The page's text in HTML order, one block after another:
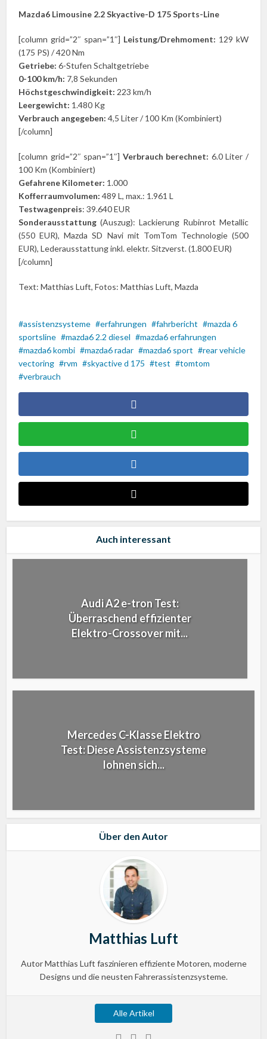
Mazda6 Limousine 2.2 Skyactive-D 175 Sports-Line
[column grid=”2″ span=”1″] Leistung/Drehmoment: 129 kW
(175 PS) / 420 Nm
Getriebe: 6-Stufen Schaltgetriebe
0-100 km/h: 7,8 Sekunden
Höchstgeschwindigkeit: 223 km/h
Leergewicht: 1.480 Kg
Verbrauch angegeben: 4,5 Liter / 100 Km (Kombiniert)
[/column]
[column grid=”2″ span=”1″] Verbrauch berechnet: 6.0 Liter /
100 Km (Kombiniert)
Gefahrene Kilometer: 1.000
Kofferraumvolumen:489 L, max.: 1.961 L
Testwagenpreis: 39.640 EUR
Sonderausstattung (Auszug): Lackierung Rubinrot Metallic
(550 EUR), Mazda SD Navi mit TomTom Technologie (500
EUR), Lederausstattung inkl. elektr. Sitzverst. (1.800 EUR)
[/column]
Text: Matthias Luft, Fotos: Matthias Luft, Mazda
assistenzsysteme erfahrungen fahrbericht
mazda 6
sportsline
mazda6 2.2 diesel
mazda6 erfahrungen
mazda6 kombi
mazda6 radar mazda6 sport
rear vehicle
vectoring
rvm skyactive d 175 test
tomtom
verbrauch
Auch interessant
Audi A2 e-tron Test:
Überraschend effizienter
Elektro-Crossover mit...
Mercedes C-Klasse Elektro
Test: Diese Assistenzsysteme
lohnen sich...
Über den Autor
Matthias Luft
Autor Matthias Luft faszinieren effiziente Motoren, moderne
Designs und die neusten Fahrerassistenzsysteme.
Alle Artikel